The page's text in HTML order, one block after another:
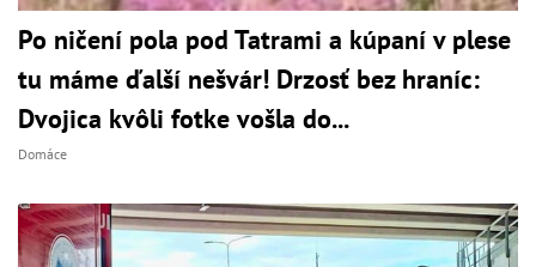
Po ničení pola pod Tatrami a kúpaní v plese
tu máme ďalší nešvár! Drzosť bez hraníc:
Dvojica kvôli fotke vošla do...
Domáce